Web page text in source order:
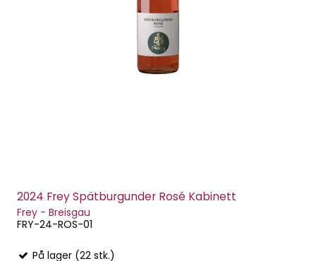
2024 Frey Spätburgunder Rosé Kabinett
Frey - Breisgau
FRY-24-ROS-01
På lager (22 stk.)